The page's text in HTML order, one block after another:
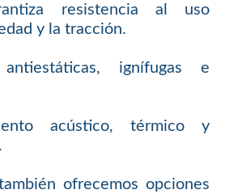
resistencia al uso
y la tracción.
ignífugas e
acústico, térmico y
ofrecemos opciones